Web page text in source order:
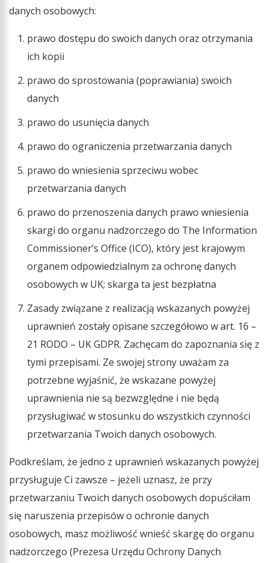
danych osobowych:
prawo dostępu do swoich danych oraz otrzymania
ich kopii
prawo do sprostowania (poprawiania) swoich
danych
prawo do usunięcia danych
prawo do ograniczenia przetwarzania danych
prawo do wniesienia sprzeciwu wobec
przetwarzania danych
prawo do przenoszenia danych prawo wniesienia
skargi do organu nadzorczego do The Information
Commissioner’s Office (ICO), który jest krajowym
organem odpowiedzialnym za ochronę danych
osobowych w UK; skarga ta jest bezpłatna
Zasady związane z realizacją wskazanych powyżej
uprawnień zostały opisane szczegółowo w art. 16 –
21 RODO – UK GDPR. Zachęcam do zapoznania się z
tymi przepisami. Ze swojej strony uważam za
potrzebne wyjaśnić, że wskazane powyżej
uprawnienia nie są bezwzględne i nie będą
przysługiwać w stosunku do wszystkich czynności
przetwarzania Twoich danych osobowych.
Podkreślam, że jedno z uprawnień wskazanych powyżej
przysługuje Ci zawsze – jeżeli uznasz, że przy
przetwarzaniu Twoich danych osobowych dopuściłam
się naruszenia przepisów o ochronie danych
osobowych, masz możliwość wnieść skargę do organu
nadzorczego (Prezesa Urzędu Ochrony Danych